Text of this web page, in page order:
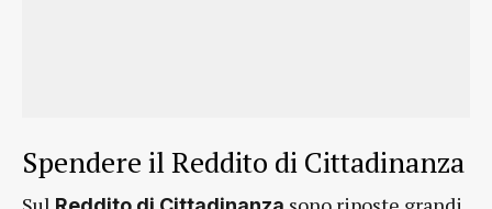
Spendere il Reddito di Cittadinanza